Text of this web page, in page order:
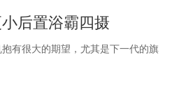
后置浴霸四摄
有很大的期望，尤其是下一代的旗